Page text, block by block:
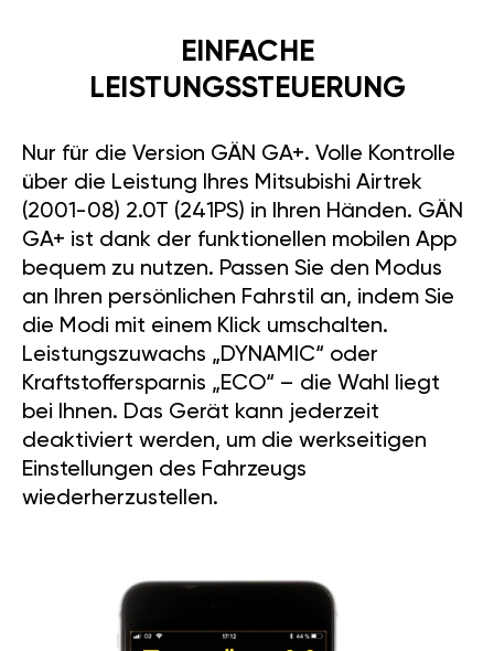
EINFACHE
LEISTUNGSSTEUERUNG
Nur für die Version GÄN GA+. Volle Kontrolle
über die Leistung Ihres Mitsubishi Airtrek
(2001-08) 2.0T (241PS) in Ihren Händen. GÄN
GA+ ist dank der funktionellen mobilen App
bequem zu nutzen. Passen Sie den Modus
an Ihren persönlichen Fahrstil an, indem Sie
die Modi mit einem Klick umschalten.
Leistungszuwachs „DYNAMIC“ oder
Kraftstoffersparnis „ECO“ – die Wahl liegt
bei Ihnen. Das Gerät kann jederzeit
deaktiviert werden, um die werkseitigen
Einstellungen des Fahrzeugs
wiederherzustellen.